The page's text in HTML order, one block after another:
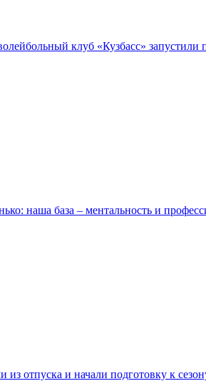
клуб «Кузбасс»
наша база – ментальность и
отпуска и начали подготовку к